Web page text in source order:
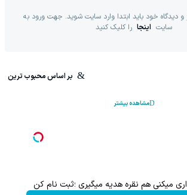
دیدگاه خود باید ابتدا وارد سایت شوید. جهت ورود به
سایت اینجا را کلیک کنید
بر اساس محبوب ترین
مشاهده بیشتر
میکنی هم نقره هدیه میگیری ؛ثبت نام کن